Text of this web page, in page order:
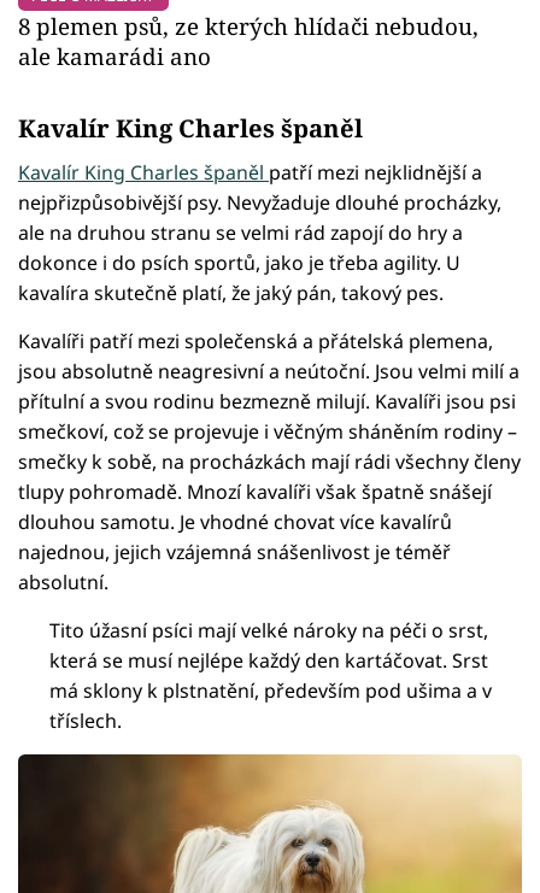
8 plemen psů, ze kterých hlídači nebudou,
ale kamarádi ano
Kavalír King Charles španěl
Kavalír King Charles španěl patří mezi nejklidnější a
nejpřizpůsobivější psy. Nevyžaduje dlouhé procházky,
ale na druhou stranu se velmi rád zapojí do hry a
dokonce i do psích sportů, jako je třeba agility. U
kavalíra skutečně platí, že jaký pán, takový pes.
Kavalíři patří mezi společenská a přátelská plemena,
jsou absolutně neagresivní a neútoční. Jsou velmi milí a
přítulní a svou rodinu bezmezně milují. Kavalíři jsou psi
smečkoví, což se projevuje i věčným sháněním rodiny –
smečky k sobě, na procházkách mají rádi všechny členy
tlupy pohromadě. Mnozí kavalíři však špatně snášejí
dlouhou samotu. Je vhodné chovat více kavalírů
najednou, jejich vzájemná snášenlivost je téměř
absolutní.
Tito úžasní psíci mají velké nároky na péči o srst,
která se musí nejlépe každý den kartáčovat. Srst
má sklony k plstnatění, především pod ušima a v
tříslech.